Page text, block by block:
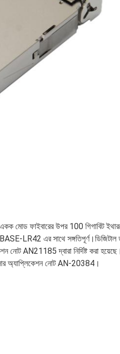
ফাইবারের উপর 100 গিগাবিট
LR42 এর সাথে সঙ্গতিপূর্ণ।ডিজিটাল
AN21185 দ্বারা নির্দিষ্ট করা
অ্যাপ্লিকেশন নোট AN-20384।